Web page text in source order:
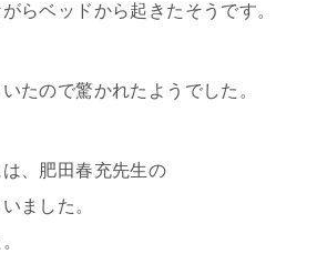
らベッドから起きたそうです。
たので驚かれたようでした。
、肥田春充先生の
ました。